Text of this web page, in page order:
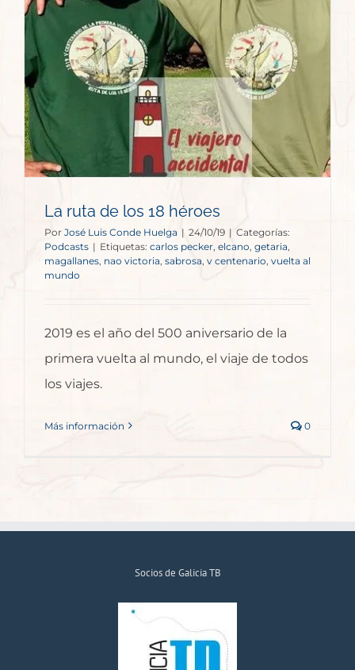
La ruta de los 18 héroes
Por José Luis Conde Huelga | 24/10/19 | Categorías:
Podcasts | Etiquetas: carlos pecker, elcano, getaria
magallanes, nao victoria sabrosa, v centenario vuelta al
mundo
2019 es el año del 500 aniversario de la
primera vuelta al mundo, el viaje de todos
los viajes.
Más información 0
Socios de Galicia TB